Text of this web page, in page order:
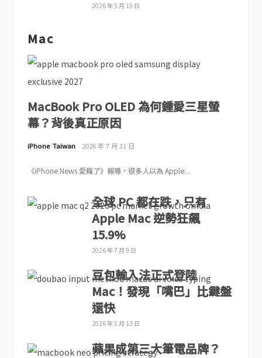
2026 年 5 月 15 日
Mac
MacBook Pro OLED 為何鍾愛三星螢
幕？背後真正原因
iPhone Taiwan 2026 年 7 月 31 日
《iPhone News 愛瘋了》報導，很多人以為 Apple...
全球 PC 都在跌，只有
Apple Mac 逆勢狂飆
15.9%
2026 年 7 月 9 日
豆包輸入法正式登陸
Mac！發現「嘴巴」比鍵盤
還快
2026 年 5 月 13 日
蘋果成第三大筆電品牌？